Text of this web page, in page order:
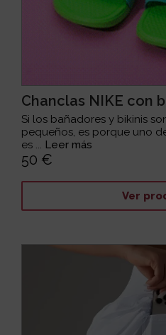
Chanclas NIKE con
Si los bañadores y bikinis
pequeños, es porque uno
es ... Leer más
50 €
Ver